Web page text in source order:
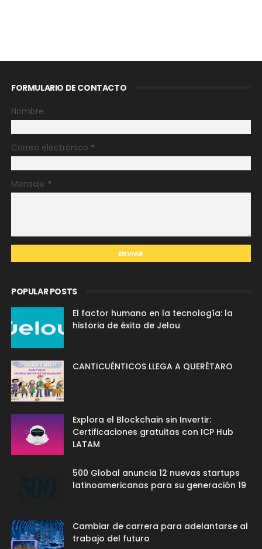
FORMULARIO DE CONTACTO
Nombre
Correo electrónico *
Mensaje *
POPULAR POSTS
El factor humano en la tecnología: la
historia de éxito de Jelou
CANTICUÉNTICOS LLEGA A QUERÉTARO
Explora el Blockchain sin Invertir:
Certificaciones gratuitas con ICP Hub
LATAM
500 Global anuncia 12 nuevas startups
latinoamericanas para su generación 19
Cambiar de carrera para adelantarse al
trabajo del futuro